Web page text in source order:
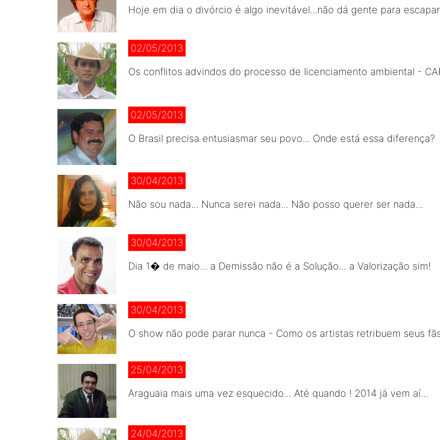
Hoje em dia o divórcio é algo inevitável...não dá gente para escapar
02/05/2013
Os conflitos advindos do processo de licenciamento ambiental -
02/05/2013
O Brasil precisa entusiasmar seu povo... Onde está essa diferença?
30/04/2013
Não sou nada... Nunca serei nada... Não posso querer ser nada...
30/04/2013
Dia 1� de maio... a Demissão não é a Solução... a Valorização sim!
30/04/2013
O show não pode parar nunca - Como os artistas retribuem seus
25/04/2013
Araguaia mais uma vez esquecido... Até quando ! 2014 já vem aí...
24/04/2013